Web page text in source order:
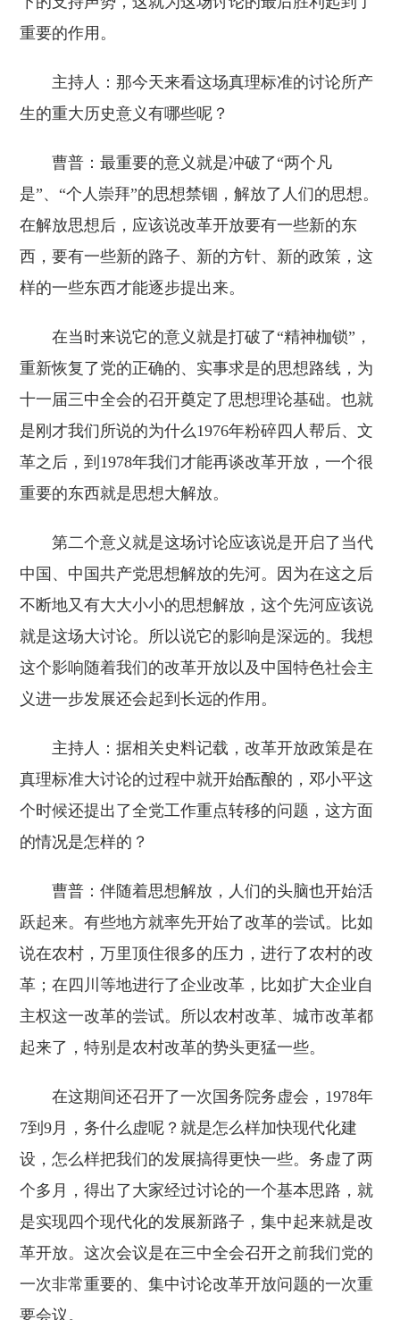
重要的作用。
主持人：那今天来看这场真理标准的讨论所产
生的重大历史意义有哪些呢？
曹普：最重要的意义就是冲破了“两个凡
是”、“个人崇拜”的思想禁锢，解放了人们的思想。
在解放思想后，应该说改革开放要有一些新的东
西，要有一些新的路子、新的方针、新的政策，这
样的一些东西才能逐步提出来。
在当时来说它的意义就是打破了“精神枷锁”，
重新恢复了党的正确的、实事求是的思想路线，为
十一届三中全会的召开奠定了思想理论基础。也就
是刚才我们所说的为什么1976年粉碎四人帮后、文
革之后，到1978年我们才能再谈改革开放，一个很
重要的东西就是思想大解放。
第二个意义就是这场讨论应该说是开启了当代
中国、中国共产党思想解放的先河。因为在这之后
不断地又有大大小小的思想解放，这个先河应该说
就是这场大讨论。所以说它的影响是深远的。我想
这个影响随着我们的改革开放以及中国特色社会主
义进一步发展还会起到长远的作用。
主持人：据相关史料记载，改革开放政策是在
真理标准大讨论的过程中就开始酝酿的，邓小平这
个时候还提出了全党工作重点转移的问题，这方面
的情况是怎样的？
曹普：伴随着思想解放，人们的头脑也开始活
跃起来。有些地方就率先开始了改革的尝试。比如
说在农村，万里顶住很多的压力，进行了农村的改
革；在四川等地进行了企业改革，比如扩大企业自
主权这一改革的尝试。所以农村改革、城市改革都
起来了，特别是农村改革的势头更猛一些。
在这期间还召开了一次国务院务虚会，1978年
7到9月，务什么虚呢？就是怎么样加快现代化建
设，怎么样把我们的发展搞得更快一些。务虚了两
个多月，得出了大家经过讨论的一个基本思路，就
是实现四个现代化的发展新路子，集中起来就是改
革开放。这次会议是在三中全会召开之前我们党的
一次非常重要的、集中讨论改革开放问题的一次重
要会议。